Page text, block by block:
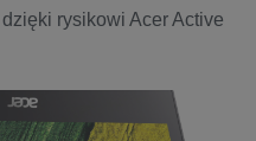
rysikowi Acer Active